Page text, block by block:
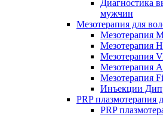
Диагностика
мужчин
Мезотерапия для
Мезотерапия
Мезотерапия
Мезотерапия
Мезотерапия
Мезотерапия
Инъекции
PRP плазмотерапия
PRP